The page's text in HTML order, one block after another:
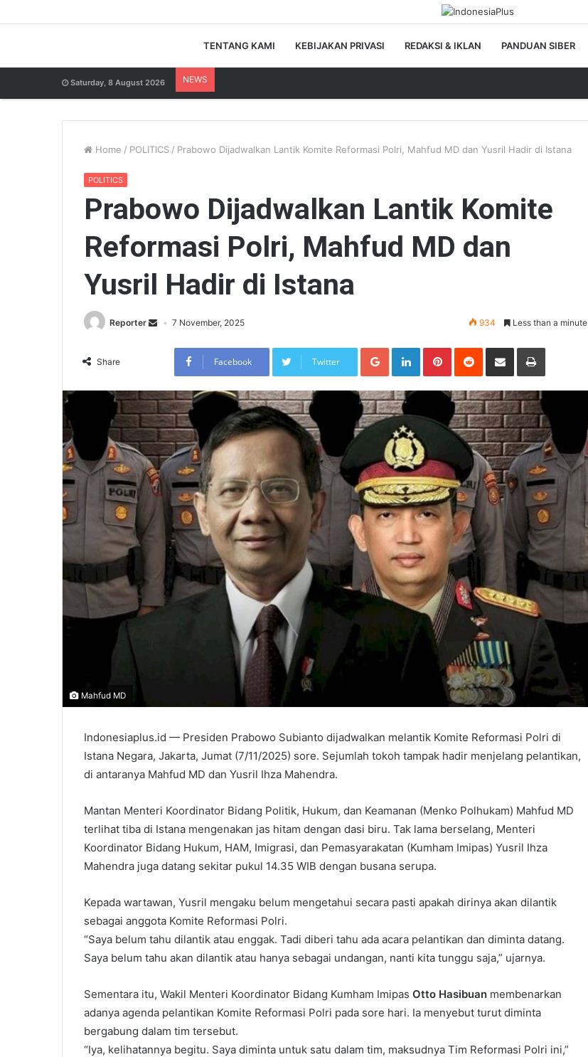
TENTANG KAMI KEBIJAKAN PRIVASI REDAKSI & IKLAN PANDUAN SIBER
Saturday, 8 August 2026 NEWS
Home / POLITICS / Prabowo Dijadwalkan Lantik Komite Reformasi Polri, Mahfud MD dan Yusril Hadir di Istana
POLITICS
Prabowo Dijadwalkan Lantik Komite
Reformasi Polri, Mahfud MD dan
Yusril Hadir di Istana
Reporter 7 November, 2025 934 Less than a minute
Share Facebook Twitter
Google+LinkedInPinterestReddit Share via Email Print
Mahfud MD
Indonesiaplus.id — Presiden Prabowo Subianto dijadwalkan melantik Komite Reformasi Polri di
Istana Negara, Jakarta, Jumat (7/11/2025) sore. Sejumlah tokoh tampak hadir menjelang pelantikan,
di antaranya Mahfud MD dan Yusril Ihza Mahendra.
Mantan Menteri Koordinator Bidang Politik, Hukum, dan Keamanan (Menko Polhukam) Mahfud MD
terlihat tiba di Istana mengenakan jas hitam dengan dasi biru. Tak lama berselang, Menteri
Koordinator Bidang Hukum, HAM, Imigrasi, dan Pemasyarakatan (Kumham Imipas) Yusril Ihza
Mahendra juga datang sekitar pukul 14.35 WIB dengan busana serupa.
Kepada wartawan, Yusril mengaku belum mengetahui secara pasti apakah dirinya akan dilantik
sebagai anggota Komite Reformasi Polri.
“Saya belum tahu dilantik atau enggak. Tadi diberi tahu ada acara pelantikan dan diminta datang.
Saya belum tahu akan dilantik atau hanya sebagai undangan, nanti kita tunggu saja,” ujarnya.
Sementara itu, Wakil Menteri Koordinator Bidang Kumham Imipas Otto Hasibuan membenarkan
adanya agenda pelantikan Komite Reformasi Polri pada sore hari. Ia menyebut turut diminta
bergabung dalam tim tersebut.
“Iya, kelihatannya begitu. Saya diminta untuk satu dalam tim, maksudnya Tim Reformasi Polri ini,”